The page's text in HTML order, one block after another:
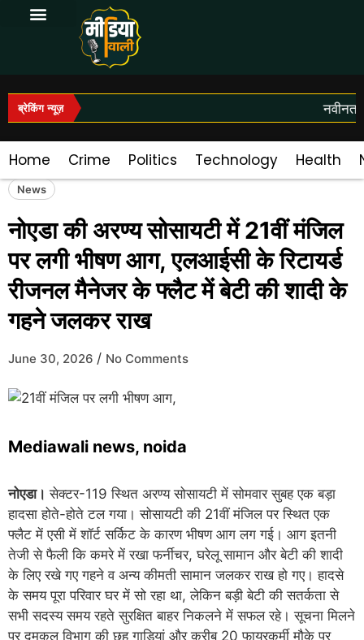
ब्रेकिंग न्यूज़
Home Crime Politics Technology Health
News
नोएडा की अरण्य सोसायटी में 21वीं मंजिल
पर लगी भीषण आग, एलआईसी के रिटायर्ड
रीजनल मैनेजर के फ्लैट में बेटी की शादी के
गहने जलकर राख
June 30, 2026 / No Comments
Mediawali news, noida
नोएडा। सेक्टर-119 स्थित अरण्य सोसायटी में सोमवार सुबह एक बड़ा
हादसा होते-होते टल गया। सोसायटी की 21वीं मंजिल पर स्थित एक
फ्लैट में एसी में शॉर्ट सर्किट के कारण भीषण आग लग गई। आग इतनी
तेजी से फैली कि कमरे में रखा फर्नीचर, घरेलू सामान और बेटी की शादी
के लिए रखे गए गहने व अन्य कीमती सामान जलकर राख हो गए। हादसे
के समय पूरा परिवार घर में सो रहा था, लेकिन बड़ी बेटी की सतर्कता से
सभी सदस्य समय रहते सुरक्षित बाहर निकलने में सफल रहे। सूचना मिलने
पर दमकल विभाग की छह गाड़ियां और करीब 20 फायरकर्मी मौके पर